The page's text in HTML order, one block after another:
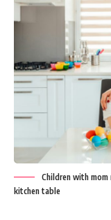
Children with
kitchen table